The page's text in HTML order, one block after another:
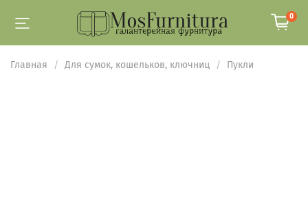
0
Главная Для сумок, кошельков, ключниц Пукли